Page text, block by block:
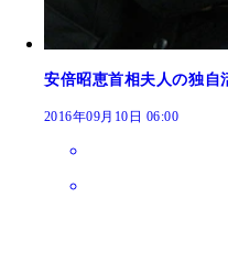
安倍昭恵首相夫人の独自
2016年09月10日 06:00